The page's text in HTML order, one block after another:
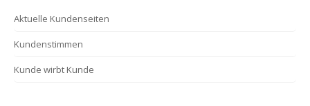
Aktuelle Kundenseiten
Kundenstimmen
Kunde wirbt Kunde